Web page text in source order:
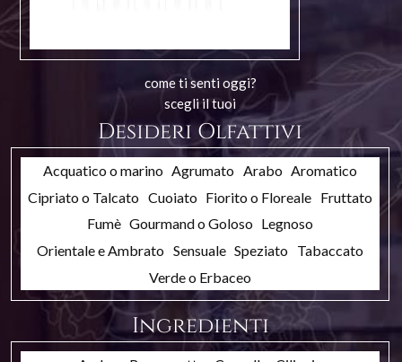
come ti senti oggi?
scegli il tuoi
Desideri Olfattivi
Acquatico o marino Agrumato Arabo Aromatico
Cipriato o Talcato Cuoiato Fiorito o Floreale Fruttato
Fumè Gourmand o Goloso Legnoso
Orientale e Ambrato Sensuale Speziato Tabaccato
Verde o Erbaceo
Ingredienti